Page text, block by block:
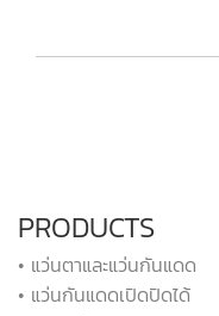
PRODUCTS
• แว่นตาและแว่นกันแดด
• แว่นกันแดดเปิดปิดได้